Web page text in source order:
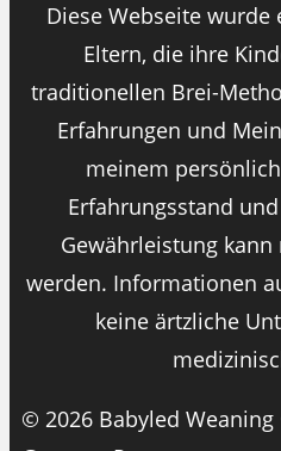
Diese Webseite
Eltern, die ihre
traditionellen Brei-
Erfahrungen und
meinem
Erfahrungsstand
Gewährleistung
werden. Informationen
keine ärtzliche
© 2026 Babyled Weaning